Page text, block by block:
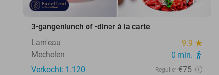
favorite_border
3-gangenlunch of -diner à la carte
Lam'eau
9.9 star
Mechelen 0 min. directions_walk
Verkocht: 1.120 Regulier €75